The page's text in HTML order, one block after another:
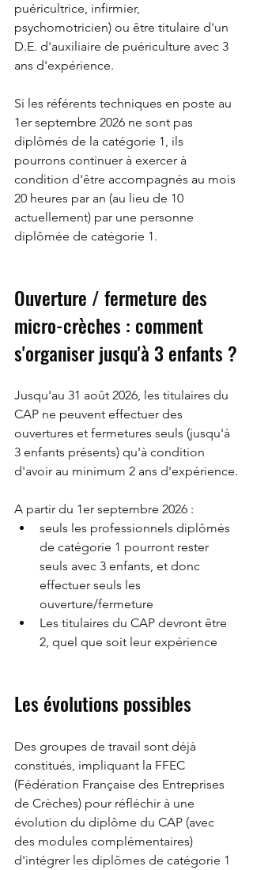
puéricultrice, infirmier,
psychomotricien) ou être titulaire d'un
D.E. d'auxiliaire de puériculture avec 3
ans d'expérience.
Si les référents techniques en poste au
1er septembre 2026 ne sont pas
diplômés de la catégorie 1, ils
pourrons continuer à exercer à
condition d'être accompagnés au mois
20 heures par an (au lieu de 10
actuellement) par une personne
diplômée de catégorie 1.
Ouverture / fermeture des
micro-crèches : comment
s'organiser jusqu'à 3 enfants ?
Jusqu'au 31 août 2026, les titulaires du
CAP ne peuvent effectuer des
ouvertures et fermetures seuls (jusqu'à
3 enfants présents) qu'à condition
d'avoir au minimum 2 ans d'expérience.
A partir du 1er septembre 2026 :
seuls les professionnels diplômés
de catégorie 1 pourront rester
seuls avec 3 enfants, et donc
effectuer seuls les
ouverture/fermeture
Les titulaires du CAP devront être
2, quel que soit leur expérience
Les évolutions possibles
Des groupes de travail sont déjà
constitués, impliquant la FFEC
(Fédération Française des Entreprises
de Crèches) pour réfléchir à une
évolution du diplôme du CAP (avec
des modules complémentaires)
d'intégrer les diplômes de catégorie 1